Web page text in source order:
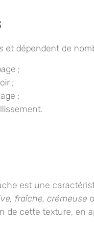
et dépendent de
;
;
;
est une
fraîche, crémeuse
de cette texture, en